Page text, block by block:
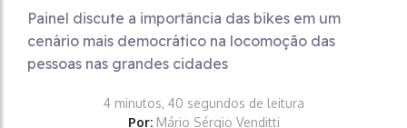
Painel discute a importância das bikes em um
cenário mais democrático na locomoção das
pessoas nas grandes cidades
4 minutos, 40 segundos de leitura
Por: Mário Sérgio Venditti